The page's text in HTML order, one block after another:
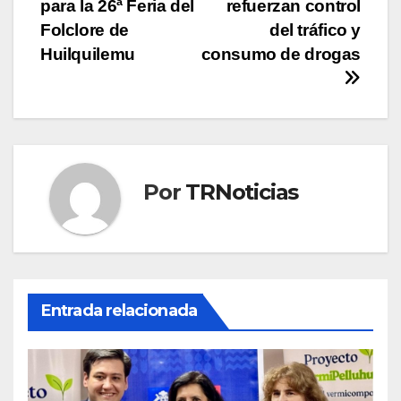
entradas
refuerzan control
del tráfico y
consumo de drogas
para la 26ª Feria del
Folclore de
Huilquilemu
Por TRNoticias
Entrada relacionada